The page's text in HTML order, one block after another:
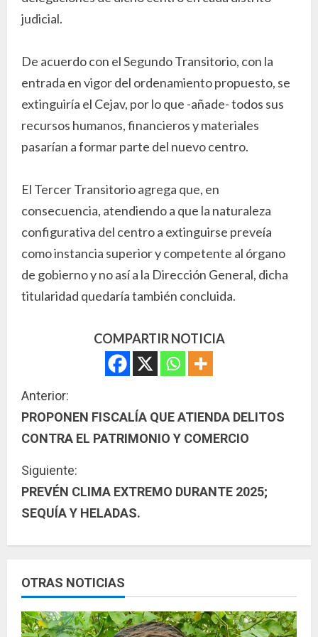
judicial.
De acuerdo con el Segundo Transitorio, con la
entrada en vigor del ordenamiento propuesto, se
extinguiría el Cejav, por lo que -añade- todos sus
recursos humanos, financieros y materiales
pasarían a formar parte del nuevo centro.
El Tercer Transitorio agrega que, en
consecuencia, atendiendo a que la naturaleza
configurativa del centro a extinguirse preveía
como instancia superior y competente al órgano
de gobierno y no así a la Dirección General, dicha
titularidad quedaría también concluida.
COMPARTIR NOTICIA
S
i
u
e
l
e
y
Anterior:
PROPONEN FISCALÍA QUE ATIENDA DELITOS
CONTRA EL PATRIMONIO Y COMERCIO
Siguiente:
PREVÉN CLIMA EXTREMO DURANTE 2025;
SEQUÍA Y HELADAS.
OTRAS NOTICIAS